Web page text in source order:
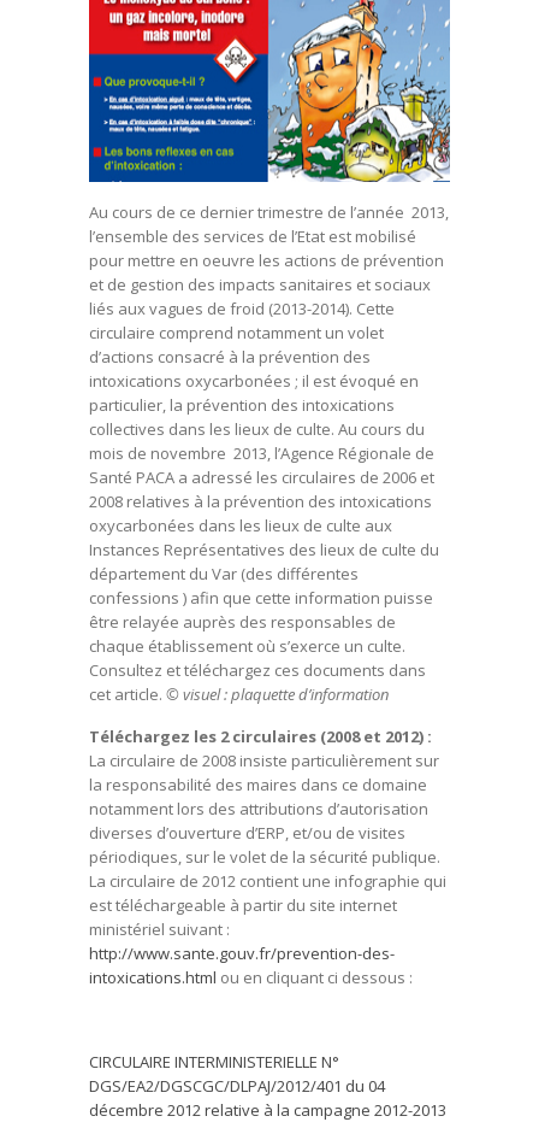
Au cours de ce dernier trimestre de l’année 2013,
l’ensemble des services de l’Etat est mobilisé
pour mettre en oeuvre les actions de prévention
et de gestion des impacts sanitaires et sociaux
liés aux vagues de froid (2013-2014). Cette
circulaire comprend notamment un volet
d’actions consacré à la prévention des
intoxications oxycarbonées ; il est évoqué en
particulier, la prévention des intoxications
collectives dans les lieux de culte. Au cours du
mois de novembre 2013, l’Agence Régionale de
Santé PACA a adressé les circulaires de 2006 et
2008 relatives à la prévention des intoxications
oxycarbonées dans les lieux de culte aux
Instances Représentatives des lieux de culte du
département du Var (des différentes
confessions ) afin que cette information puisse
être relayée auprès des responsables de
chaque établissement où s’exerce un culte.
Consultez et téléchargez ces documents dans
cet article. © visuel : plaquette d’information
Téléchargez les 2 circulaires (2008 et 2012) :
La circulaire de 2008 insiste particulièrement sur
la responsabilité des maires dans ce domaine
notamment lors des attributions d’autorisation
diverses d’ouverture d’ERP, et/ou de visites
périodiques, sur le volet de la sécurité publique.
La circulaire de 2012 contient une infographie qui
est téléchargeable à partir du site internet
ministériel suivant :
http://www.sante.gouv.fr/prevention-des-
intoxications.html ou en cliquant ci dessous :
CIRCULAIRE INTERMINISTERIELLE N°
DGS/EA2/DGSCGC/DLPAJ/2012/401 du 04
décembre 2012 relative à la campagne 2012-2013